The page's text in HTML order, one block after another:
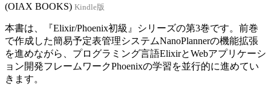
(OIAX BOOKS) Kindle版
本書は、『Elixir/Phoenix初級』シリーズの第3巻です。前巻
で作成した簡易予定表管理システムNanoPlannerの機能拡張
を進めながら、プログラミング言語ElixirとWebアプリケーシ
ョン開発フレームワークPhoenixの学習を並行的に進めてい
きます。